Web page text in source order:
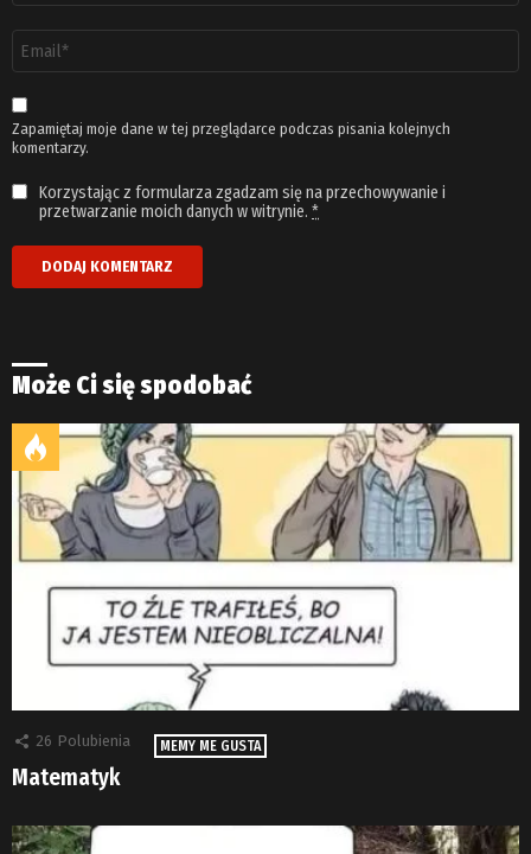
email
*
Zapamiętaj moje dane w tej przeglądarce podczas pisania kolejnych
komentarzy.
Korzystając z formularza zgadzam się na przechowywanie i
przetwarzanie moich danych w witrynie. *
Może Ci się spodobać
26 Polubienia MEMY ME GUSTA
Matematyk